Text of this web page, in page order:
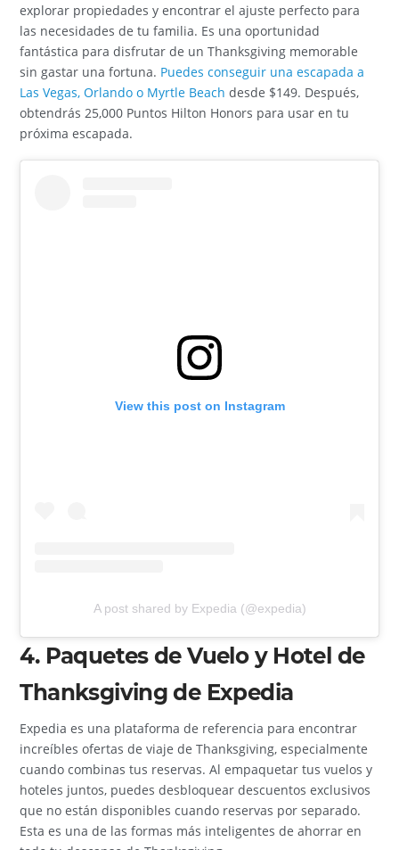
explorar propiedades y encontrar el ajuste perfecto para
las necesidades de tu familia. Es una oportunidad
fantástica para disfrutar de un Thanksgiving memorable
sin gastar una fortuna. Puedes conseguir una escapada a
Las Vegas, Orlando o Myrtle Beach desde $149. Después,
obtendrás 25,000 Puntos Hilton Honors para usar en tu
próxima escapada.
View this post on Instagram
A post shared by Expedia (@expedia)
4. Paquetes de Vuelo y Hotel de
Thanksgiving de Expedia
Expedia es una plataforma de referencia para encontrar
increíbles ofertas de viaje de Thanksgiving, especialmente
cuando combinas tus reservas. Al empaquetar tus vuelos y
hoteles juntos, puedes desbloquear descuentos exclusivos
que no están disponibles cuando reservas por separado.
Esta es una de las formas más inteligentes de ahorrar en